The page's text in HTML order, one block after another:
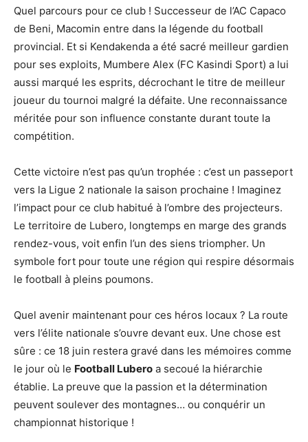
Quel parcours pour ce club ! Successeur de l’AC Capaco
de Beni, Macomin entre dans la légende du football
provincial. Et si Kendakenda a été sacré meilleur gardien
pour ses exploits, Mumbere Alex (FC Kasindi Sport) a lui
aussi marqué les esprits, décrochant le titre de meilleur
joueur du tournoi malgré la défaite. Une reconnaissance
méritée pour son influence constante durant toute la
compétition.
Cette victoire n’est pas qu’un trophée : c’est un passeport
vers la Ligue 2 nationale la saison prochaine ! Imaginez
l’impact pour ce club habitué à l’ombre des projecteurs.
Le territoire de Lubero, longtemps en marge des grands
rendez-vous, voit enfin l’un des siens triompher. Un
symbole fort pour toute une région qui respire désormais
le football à pleins poumons.
Quel avenir maintenant pour ces héros locaux ? La route
vers l’élite nationale s’ouvre devant eux. Une chose est
sûre : ce 18 juin restera gravé dans les mémoires comme
le jour où le Football Lubero a secoué la hiérarchie
établie. La preuve que la passion et la détermination
peuvent soulever des montagnes… ou conquérir un
championnat historique !